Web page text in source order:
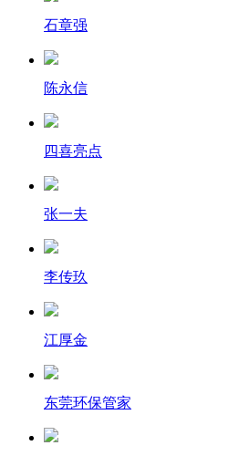
石章强
陈永信
四喜亮点
张一夫
李传玖
江厚金
东莞环保管家